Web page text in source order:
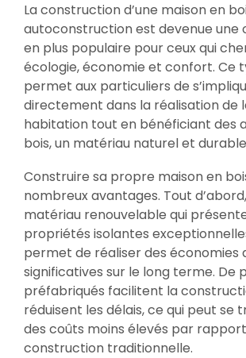
La construction d’une maison en
autoconstruction est devenue une
en plus populaire pour ceux qui
écologie, économie et confort. Ce
permet aux particuliers de
directement dans la réalisation de
habitation tout en bénéficiant des
bois, un matériau naturel et
Construire sa propre maison en
nombreux avantages. Tout
matériau renouvelable qui
propriétés isolantes
permet de réaliser des économies
significatives sur le long terme. De
préfabriqués facilitent la
réduisent les délais, ce qui peut se
des coûts moins élevés par
construction traditionnelle.